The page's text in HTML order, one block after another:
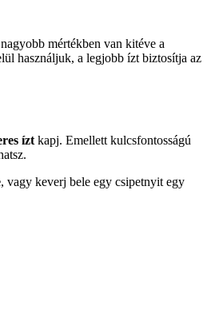
mértékben van kitéve a
használjuk, a legjobb ízt biztosítja az
ízt kapj. Emellett kulcsfontosságú
, vagy keverj bele egy csipetnyit egy